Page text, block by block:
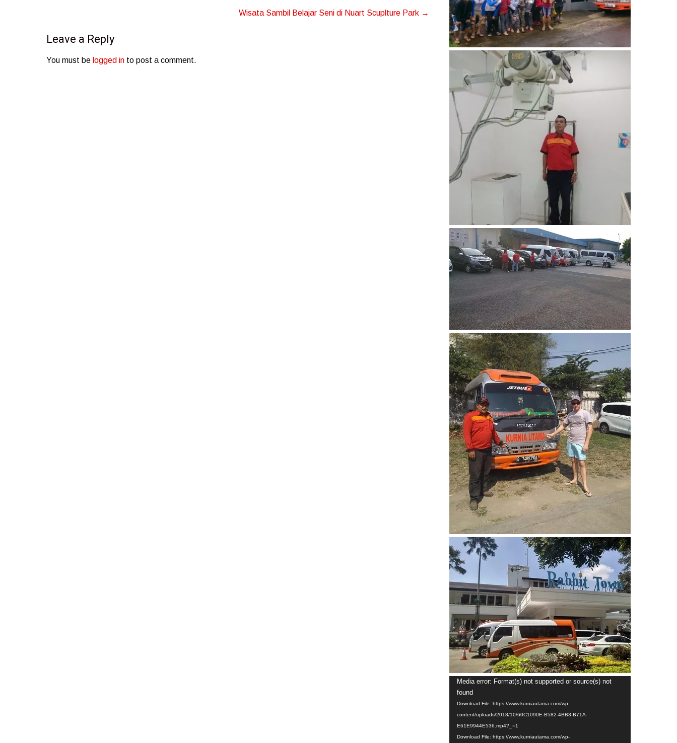
Wisata Sambil Belajar Seni di Nuart Scuplture Park →
Leave a Reply
You must be logged in to post a comment.
Video
Player
Media error: Format(s) not supported or source(s) not
found
Download File: https://www.kurniautama.com/wp-
content/uploads/2018/10/60C1090E-B582-4BB3-B71A-
E61E9944E536.mp4?_=1
Download File: https://www.kurniautama.com/wp-